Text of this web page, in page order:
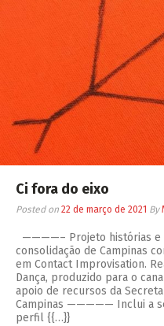
Ci fora do eixo
Posted on 22 de março de 2021 By
————– Projeto histórias e
consolidação de Campinas
em Contact Improvisation.
Dança, produzido para o
apoio de recursos da
Campinas ————— Inclui a
perfil {{…}}